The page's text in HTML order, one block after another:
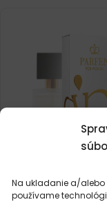
Na ukladanie a/
používame